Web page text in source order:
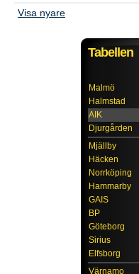
Visa nyare
Tabellen
Malmö
Halmstad
AIK
Djurgården
Mjällby
Häcken
Norrköping
Hammarby
GAIS
BP
Göteborg
Sirius
Elfsborg
Värnamo